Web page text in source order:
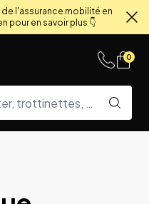
de l'assurance mobilité en
pour en savoir plus 👇
0